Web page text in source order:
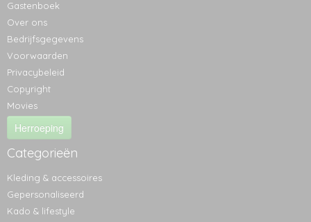
Gastenboek
Over ons
Bedrijfsgegevens
Voorwaarden
Privacybeleid
Copyright
Movies
Herroeping
Categorieën
Kleding & accessoires
Gepersonaliseerd
Kado & lifestyle